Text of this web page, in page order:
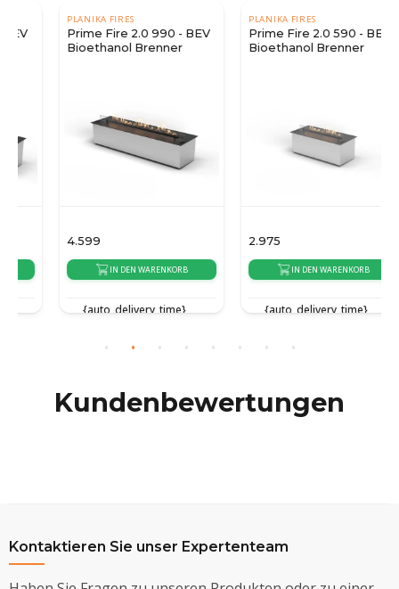
PLANIKA FIRES
Prime Fire 2.0 990 - BEV
Bioethanol Brenner
4.599
IN DEN WARENKORB
{auto_delivery_time}
PLANIKA FIRES
Prime Fire 2.0 590 - BEV
Bioethanol Brenner
IN DEN WARENKORB
{auto_delivery_time}
Kundenbewertungen
Kontaktieren Sie unser Expertenteam